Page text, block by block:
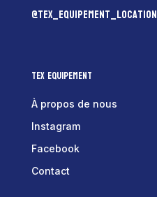
@tex_equipement_location
Tex Equipement
À propos de nous
Instagram
Facebook
Contact